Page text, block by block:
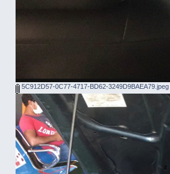
5C912D57-0C77-4717-BD62-3249D9BAEA79.jpeg